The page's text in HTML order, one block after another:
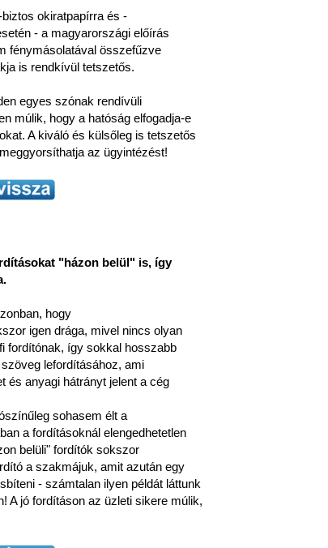
okiratpapírra és -
- a magyarországi előírás
fénymásolatával összefűzve
is rendkívül tetszetős.
egyes szónak rendívüli
múlik, hogy a hatóság elfogadja-e
A kiváló és külsőleg is tetszetős
az ügyintézést!
"házon belül" is, így
hogy
igen drága, mivel nincs olyan
fordítónak, így sokkal hosszabb
lefordításához, ami
és anyagi hátrányt jelent a cég
sohasem élt a
a fordításoknál elengedhetetlen
belüli" fordítók sokszor
a szakmájuk, amit azután egy
- számtalan ilyen példát láttunk
A jó fordításon az üzleti sikere múlik,